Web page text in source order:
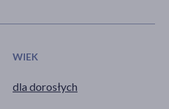
WIEK
dla dorosłych